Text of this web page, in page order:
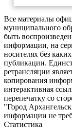
Все материалы
муниципального
быть
информации, на
носителях без
публикации.
ретрансляции
копирования
интерактивная
перепечатку со
"Город
информации не
Статистика